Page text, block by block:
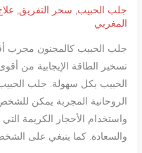
جلب الحبيب, سحر التفريق,
المغربي
جلب الحبيب كالمجنون مجرب
تسخير الطاقة الإيجابية من
الحبيب بكل سهولة. جلب
الروحانية المجربة يمكن
واستخدام الأحجار الكريمة
والسعادة. كما ينبغي على